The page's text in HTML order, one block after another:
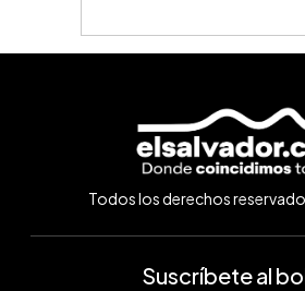
Todos los derechos
Suscríbete al